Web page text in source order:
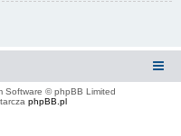
Software © phpBB Limited
phpBB.pl